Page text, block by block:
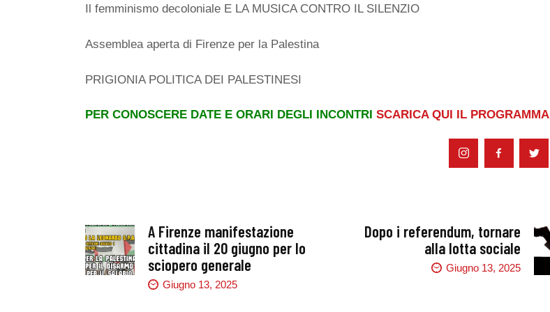
Il femminismo decoloniale E LA MUSICA CONTRO IL SILENZIO
Assemblea aperta di Firenze per la Palestina
PRIGIONIA POLITICA DEI PALESTINESI
PER CONOSCERE DATE E ORARI DEGLI INCONTRI SCARICA QUI IL PROGRAMMA
A Firenze manifestazione
cittadina il 20 giugno per lo
sciopero generale
Giugno 13, 2025
Dopo i referendum, tornare
alla lotta sociale
Giugno 13, 2025